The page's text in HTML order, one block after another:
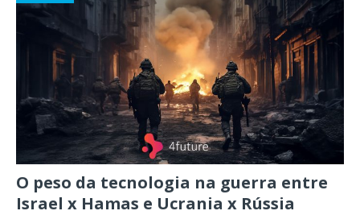
O peso da tecnologia na guerra entre
Israel x Hamas e Ucrania x Rússia